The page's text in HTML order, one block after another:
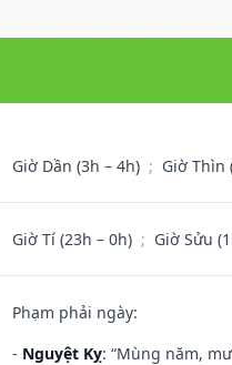
Giờ Dần (3h – 4h) ; Giờ Thìn
Giờ Tí (23h – 0h) ; Giờ Sửu
Phạm phải ngày:
- Nguyệt Kỵ: “Mùng năm,